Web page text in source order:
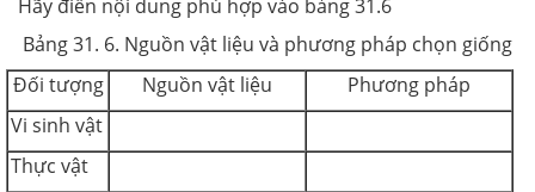
Hãy điền nội dung phù hợp vào bảng 31.6
Bảng 31. 6. Nguồn vật liệu và phương pháp chọn giống
Đối tượng
Nguồn vật liệu
Phương pháp
Vi sinh vật
Thực vật